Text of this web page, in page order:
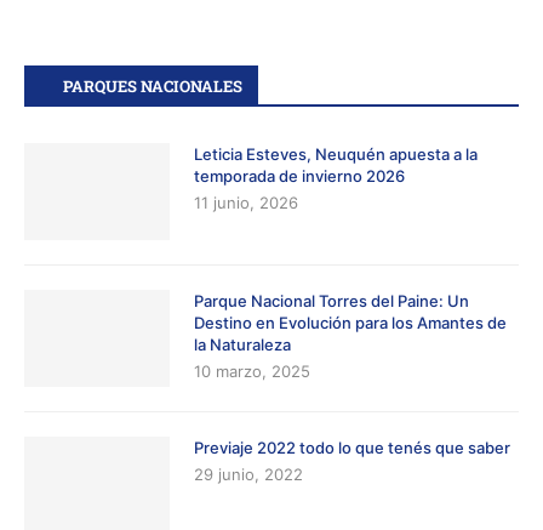
PARQUES NACIONALES
Leticia Esteves, Neuquén apuesta a la
temporada de invierno 2026
11 junio, 2026
Parque Nacional Torres del Paine: Un
Destino en Evolución para los Amantes de
la Naturaleza
10 marzo, 2025
Previaje 2022 todo lo que tenés que saber
29 junio, 2022